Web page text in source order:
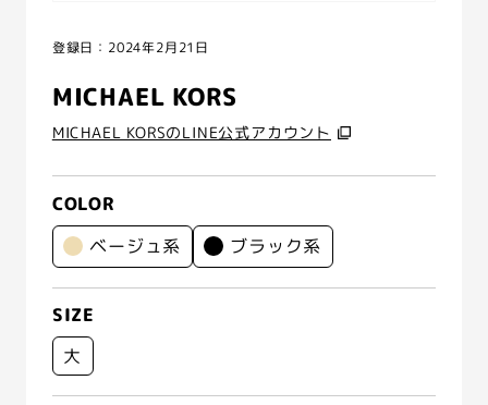
登録日：2024年2月21日
MICHAEL KORS
MICHAEL KORSのLINE公式アカウント
COLOR
ベージュ系
ブラック系
SIZE
大